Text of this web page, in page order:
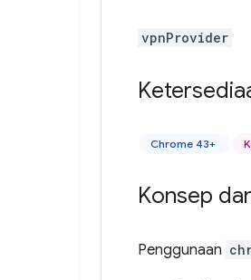
vpnProvider
Chrome 43+
Konsep
Penggunaan